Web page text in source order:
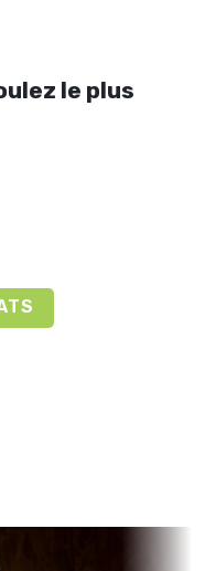
le plus